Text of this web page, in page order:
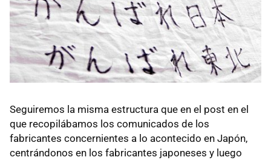
Seguiremos la misma estructura que en el post en el
que recopilábamos los comunicados de los
fabricantes concernientes a lo acontecido en Japón,
centrándonos en los fabricantes japoneses y luego